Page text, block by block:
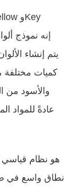
كميات مختلفة
والأسود من
عادةً للمواد
نطاق واسع في